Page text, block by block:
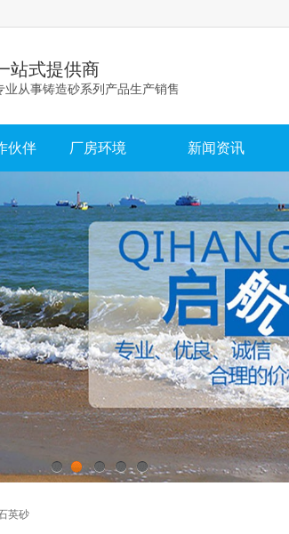
站式提供商
业从事铸造砂系列产品生产销售
伙伴 厂房环境 新闻资讯
1 2 3 4 5
英砂